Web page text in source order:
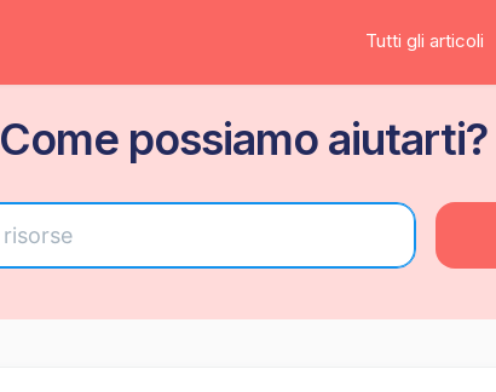
Tutti gli articoli
Come possiamo aiutarti?